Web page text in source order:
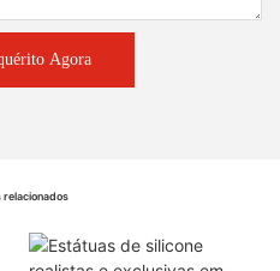
Agora
relacionados